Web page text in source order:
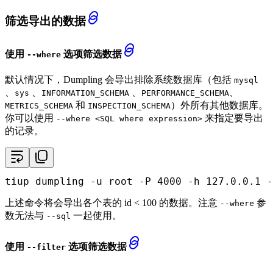
筛选导出的数据
使用 --where 选项筛选数据
默认情况下，Dumpling 会导出排除系统数据库（包括 mysql
sys INFORMATION_SCHEMA PERFORMANCE_SCHEMA
METRICS_SCHEMA 和 INSPECTION_SCHEMA）外所有其他数据库。
你可以使用 --where <SQL where expression> 来指定要导出
的记录。
tiup dumpling -u root -P 4000 -h
上述命令将会导出各个表的 id < 100 的数据。注意 --where 参
数无法与 --sql 一起使用。
使用 --filter 选项筛选数据